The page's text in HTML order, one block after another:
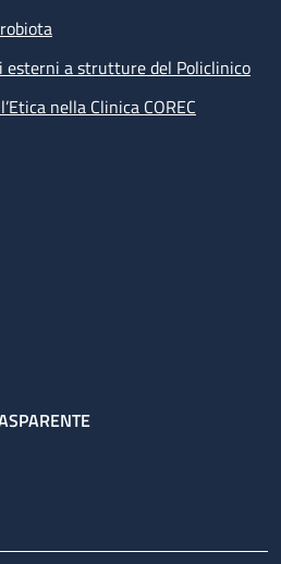
esterni a strutture del Policlinico
nella Clinica COREC